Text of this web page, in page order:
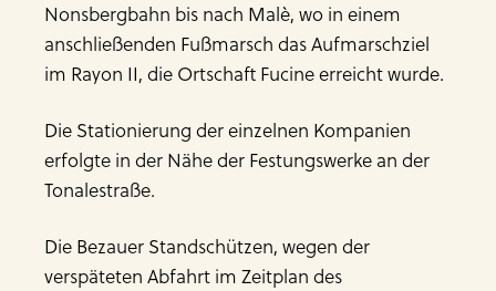
Nonsbergbahn bis nach Malè, wo in einem
anschließenden Fußmarsch das Aufmarschziel
im Rayon II, die Ortschaft Fucine erreicht wurde.
Die Stationierung der einzelnen Kompanien
erfolgte in der Nähe der Festungswerke an der
Tonalestraße.
Die Bezauer Standschützen, wegen der
verspäteten Abfahrt im Zeitplan des